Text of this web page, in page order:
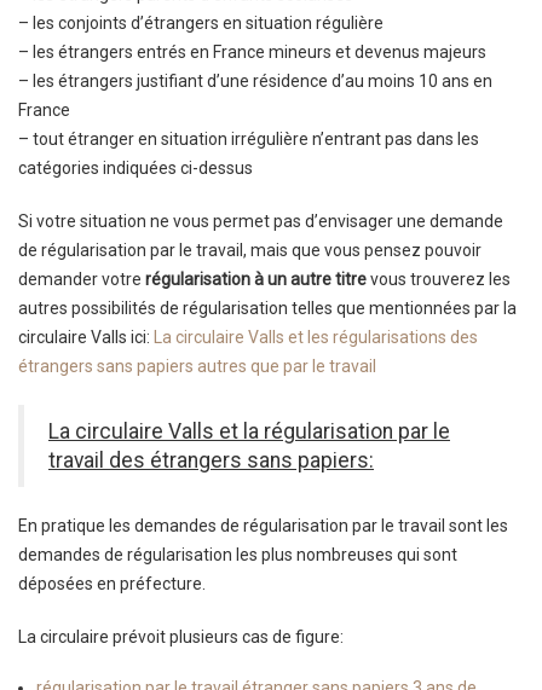
– les conjoints d’étrangers en situation régulière
– les étrangers entrés en France mineurs et devenus majeurs
– les étrangers justifiant d’une résidence d’au moins 10 ans en
France
– tout étranger en situation irrégulière n’entrant pas dans les
catégories indiquées ci-dessus
Si votre situation ne vous permet pas d’envisager une demande
de régularisation par le travail, mais que vous pensez pouvoir
demander votre régularisation à un autre titrevous trouverez les
autres possibilités de régularisation telles que mentionnées par la
circulaire Valls ici:
La circulaire Valls et les régularisations des
étrangers sans papiers autres que par le travail
La circulaire Valls et la régularisation par le
travail des étrangers sans papiers:
En pratique les demandes de régularisation par le travail sont les
demandes de régularisation les plus nombreuses qui sont
déposées en préfecture.
La circulaire prévoit plusieurs cas de figure: